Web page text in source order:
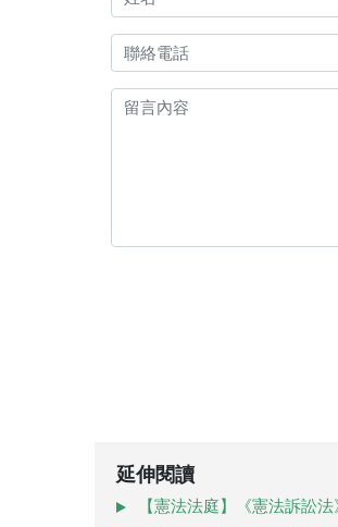
延伸閱讀
【憲法法庭】《憲法訴訟